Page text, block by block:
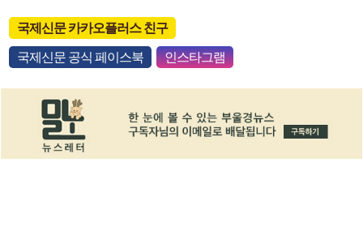
국제신문 카카오플러스 친구
국제신문 공식 페이스북 인스타그램